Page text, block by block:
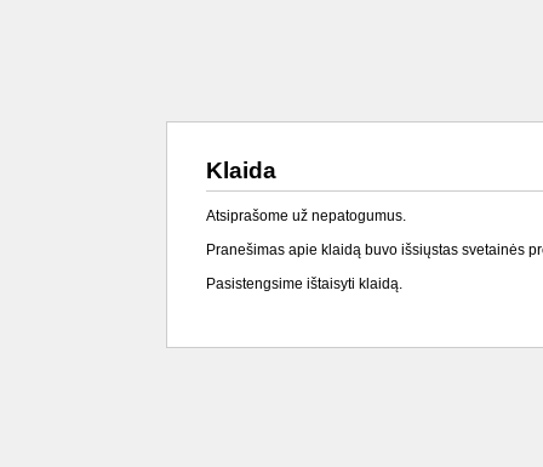
Klaida
Atsiprašome už nepatogumus.
Pranešimas apie klaidą buvo išsiųstas svetainės
Pasistengsime ištaisyti klaidą.